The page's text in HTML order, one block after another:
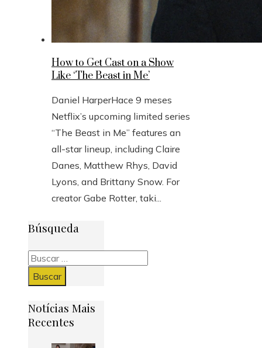
How to Get Cast on a Show
Like ‘The Beast in Me’
Daniel HarperHace 9 meses
Netflix’s upcoming limited series
“The Beast in Me” features an
all-star lineup, including Claire
Danes, Matthew Rhys, David
Lyons, and Brittany Snow. For
creator Gabe Rotter, taki...
Búsqueda
Buscar:
Notícias Mais
Recentes